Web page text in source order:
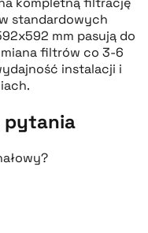
standardowych
mm pasują do
filtrów co 3-6
instalacji i
pytania